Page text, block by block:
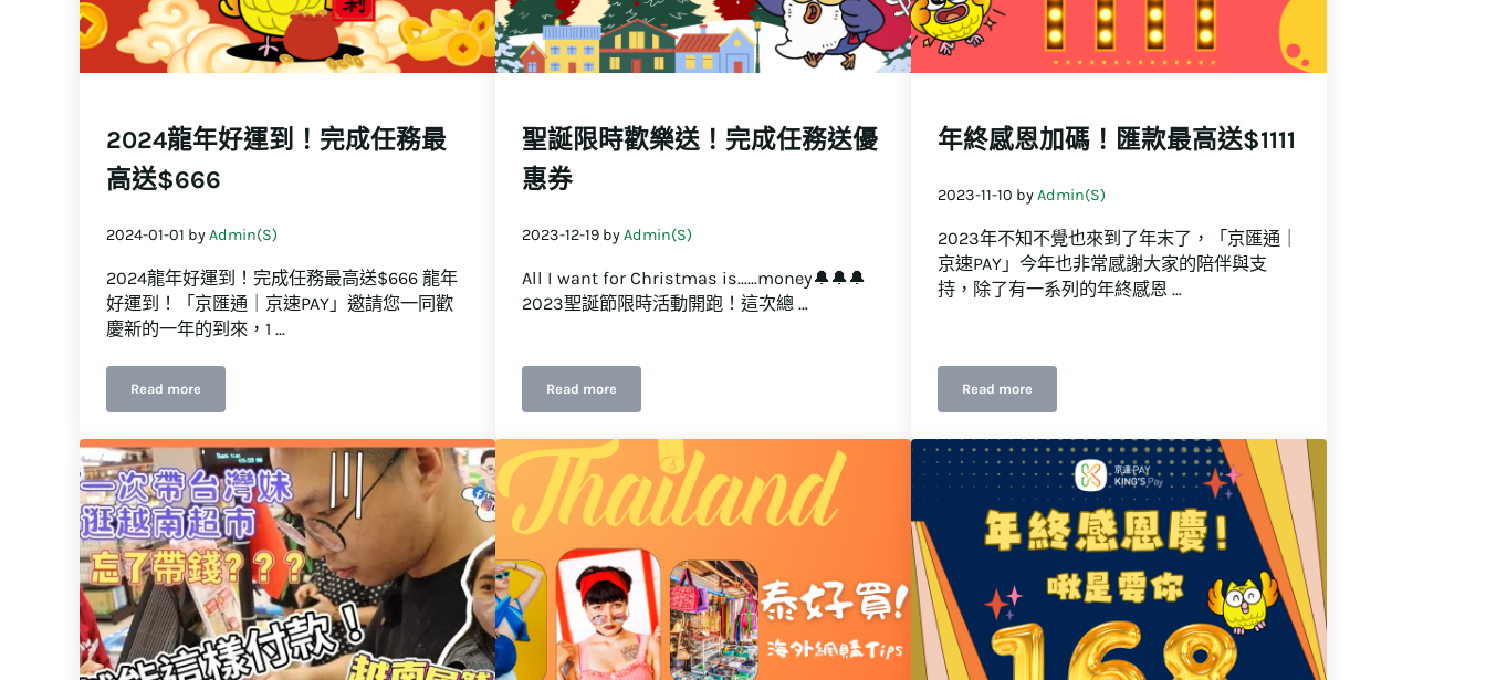
2024龍年好運到！完成任務最
高送$666
2024-01-01 byAdmin(S)
2024龍年好運到！完成任務最高送$666 龍年
好運到！「京匯通｜京速PAY」邀請您一同歡
慶新的一年的到來，1 …
Read more2024龍年好運到！完成任務最高送$666
聖誕限時歡樂送！完成任務送優
惠券
2023-12-19 byAdmin(S)
All I want for Christmas is……money🔔🔔🔔
2023聖誕節限時活動開跑！這次總 …
Read more聖誕限時歡樂送！完成任務送優惠券
年終感恩加碼！匯款最高送$1111
2023-11-10 byAdmin(S)
2023年不知不覺也來到了年末了，「京匯通｜
京速PAY」今年也非常感謝大家的陪伴與支
持，除了有一系列的年終感恩 …
Read more年終感恩加碼！匯款最高送$1111